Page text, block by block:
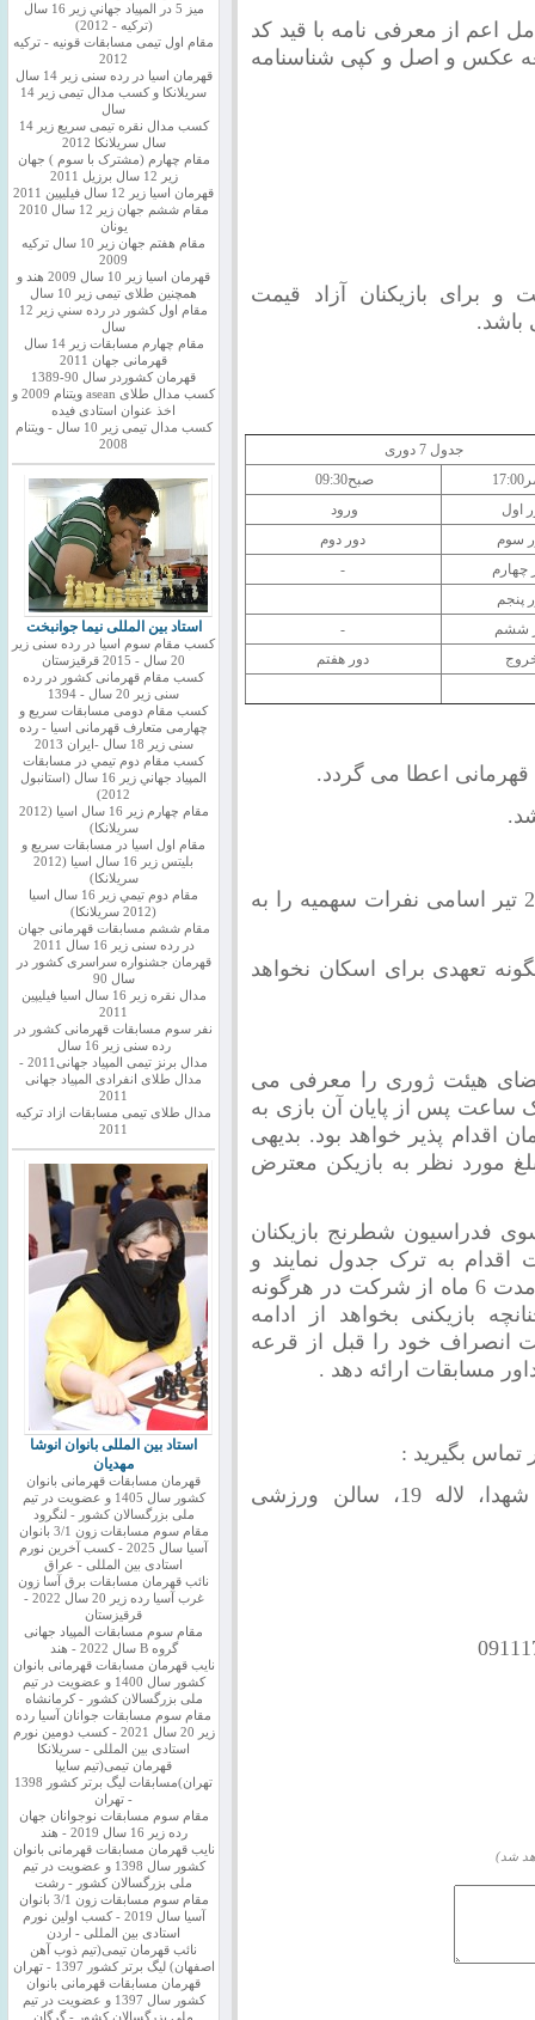
اعم از معرفی نامه با قید کد
عکس و اصل و کپی شناسنامه
و برای بازیکنان آزاد قیمت
باشد.
جدول 7 دوری
صبح09:30 تاریخ
اول
ورود 22/04/97
سوم
دور دوم 23/04/97
چهارم
-
24/04/97
پنجم
25/04/97
ششم
-
26/04/97
دور هفتم 27/04/97
28/04/97
هیئت های استانی باید تا ساعت 18 تاریخ 20 تیر اسامی نفرات سهمیه را به
تعهدی برای اسکان نخواهد
هیئت ژوری را معرفی می
ساعت پس از پایان آن بازی به
مبلغ 50 هزار تومان اقدام پذیر خواهد بود. بدیهی
مورد نظر به بازیکن معترض
فدراسیون شطرنج بازیکنان
اقدام به ترک جدول نمایند و
بازیکنان خاطی مطابق بخشنامه مذکور به مدت 6 ماه از شرکت در هرگونه
بازیکنی بخواهد از ادامه
انصراف خود را قبل از قرعه
مسابقات ارائه دهد .
بگیرید :
محل برگزاری: گلستان، گرگان، خیابان شهدا، لاله 19، سالن ورزشی
شد)
ميز 5 در المپياد جهاني زير 16 سال
(تركيه - 2012)
مقام اول تیمی مسابقات قونیه - ترکیه
2012
قهرمان اسیا در رده سنی زیر 14 سال
سريلانكا و کسب مدال تیمی زیر 14
سال
کسب مدال نقره تیمی سریع زیر 14
سال سریلانکا 2012
مقام چهارم (مشترک با سوم ) جهان
زیر 12 سال برزیل 2011
قهرمان اسيا زير 12 سال فیلیپین 2011
مقام ششم جهان زیر 12 سال 2010
یونان
مقام هفتم جهان زیر 10 سال ترکیه
2009
قهرمان اسيا زیر 10 سال 2009 هند و
همچنین طلای تیمی زیر 10 سال
مقام اول كشور در رده سني زير 12
سال
مقام چهارم مسابقات زیر 14 سال
قهرمانی جهان 2011
قهرمان کشوردر سال 90-1389
کسب مدال طلای asean ویتنام 2009 و
اخذ عنوان استادی فیده
کسب مدال تیمی زیر 10 سال - ویتنام
2008
استاد بین المللی نیما جوانبخت
کسب مقام سوم اسیا در رده سنی زیر
20 سال - 2015 قرقیزستان
کسب مقام قهرمانی کشور در رده
سنی زیر 20 سال - 1394
کسب مقام دومی مسابقات سریع و
چهارمی متعارف قهرمانی اسیا - رده
سنی زیر 18 سال -ایران 2013
كسب مقام دوم تيمي در مسابقات
المپياد جهاني زير 16 سال (استانبول
2012)
مقام چهارم زير 16 سال اسيا (2012
سريلانكا)
مقام اول اسيا در مسابقات سريع و
بليتس زير 16 سال اسيا (2012
سريلانكا)
مقام دوم تيمي زير 16 سال اسيا
(2012 سريلانكا)
مقام ششم مسابقات قهرمانی جهان
در رده سنی زیر 16 سال 2011
قهرمان جشنواره سراسری کشور در
سال 90
مدال نقره زیر 16 سال اسیا فیلیپین
2011
نفر سوم مسابقات قهرمانی کشور در
رده سنی زیر 16 سال
مدال برنز تیمی المپیاد جهانی2011 -
مدال طلای انفرادی المپیاد جهانی
2011
مدال طلای تیمی مسابقات ازاد ترکیه
2011
استاد بین المللی بانوان انوشا
مهدیان
قهرمان مسابقات قهرمانی بانوان
کشور سال 1405 و عضویت در تیم
ملی بزرگسالان کشور - لنگرود
مقام سوم مسابقات زون 3/1 بانوان
آسیا سال 2025 - کسب آخرین نورم
استادی بین المللی - عراق
نائب قهرمان مسابقات برق آسا زون
غرب آسیا رده زیر 20 سال 2022 -
قرقیزستان
مقام سوم مسابقات المپیاد جهانی
گروه B سال 2022 - هند
نایب قهرمان مسابقات قهرمانی بانوان
کشور سال 1400 و عضویت در تیم
ملی بزرگسالان کشور - کرمانشاه
مقام سوم مسابقات جوانان آسیا رده
زیر 20 سال 2021 - کسب دومین نورم
استادی بین المللی - سریلانکا
قهرمان تیمی(تیم سایپا
تهران)مسابقات لیگ برتر کشور 1398
- تهران
مقام سوم مسابقات نوجوانان جهان
رده زیر 16 سال 2019 - هند
نایب قهرمان مسابقات قهرمانی بانوان
کشور سال 1398 و عضویت در تیم
ملی بزرگسالان کشور - رشت
مقام سوم مسابقات زون 3/1 بانوان
آسیا سال 2019 - کسب اولین نورم
استادی بین المللی - اردن
نائب قهرمان تیمی(تیم ذوب آهن
اصفهان) لیگ برتر کشور 1397 - تهران
قهرمان مسابقات قهرمانی بانوان
کشور سال 1397 و عضویت در تیم
ملی بزرگسالان کشور - گرگان